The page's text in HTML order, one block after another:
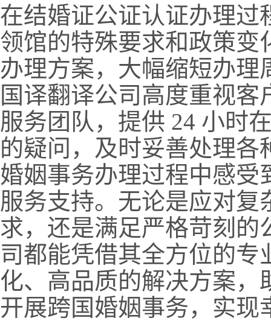
在结婚证公证认证办理过
领馆的特殊要求和政策变
办理方案，大幅缩短办
国译翻译公司高度重视
服务团队，提供 24 小时
的疑问，及时妥善处理
婚姻事务办理过程中感
服务支持。无论是应对
求，还是满足严格苛刻
司都能凭借其全方位的
化、高品质的解决方案
开展跨国婚姻事务，实